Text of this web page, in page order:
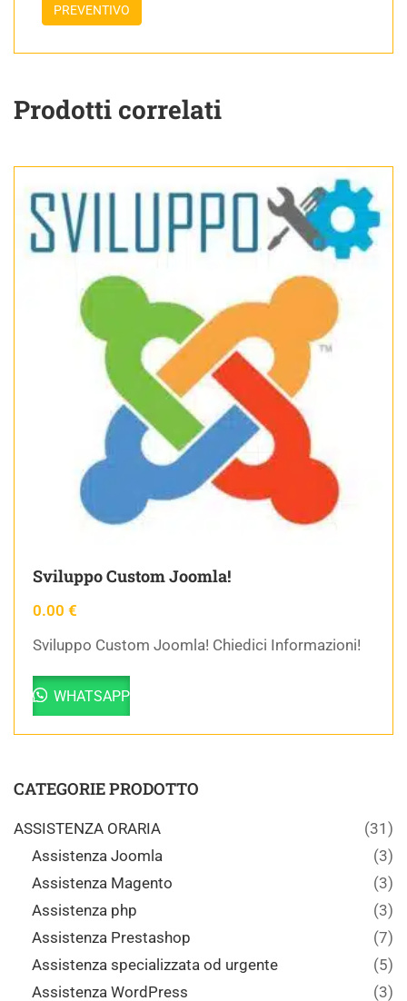
PREVENTIVO
Prodotti correlati
Sviluppo Custom Joomla!
0.00 €
Sviluppo Custom Joomla! Chiedici Informazioni!
WHATSAPP
CATEGORIE PRODOTTO
ASSISTENZA ORARIA
(31)
Assistenza Joomla
(3)
Assistenza Magento
(3)
Assistenza php
(3)
Assistenza Prestashop
(7)
Assistenza specializzata od urgente
(5)
Assistenza WordPress
(3)